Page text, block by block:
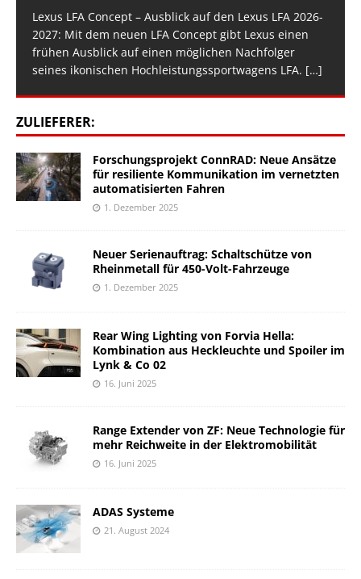
Lexus LFA Concept – Ausblick auf den Lexus LFA 2026-
2027: Mit dem neuen LFA Concept gibt Lexus einen
frühen Ausblick auf einen möglichen Nachfolger
seines ikonischen Hochleistungssportwagens LFA. […]
ZULIEFERER:
Forschungsprojekt ConnRAD: Neue Ansätze
für resiliente Kommunikation im vernetzten
automatisierten Fahren
1. Dezember 2025
Neuer Serienauftrag: Schaltschütze von
Rheinmetall für 450-Volt-Fahrzeuge
1. Dezember 2025
Rear Wing Lighting von Forvia Hella:
Kombination aus Heckleuchte und Spoiler im
Lynk & Co 02
16. Juni 2025
Range Extender von ZF: Neue Technologie für
mehr Reichweite in der Elektromobilität
16. Juni 2025
ADAS Systeme
21. August 2024